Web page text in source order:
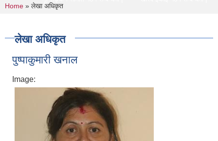
You are here
Home » लेखा अधिकृत
लेखा अधिकृत
पुष्पाकुमारी खनाल
Image: